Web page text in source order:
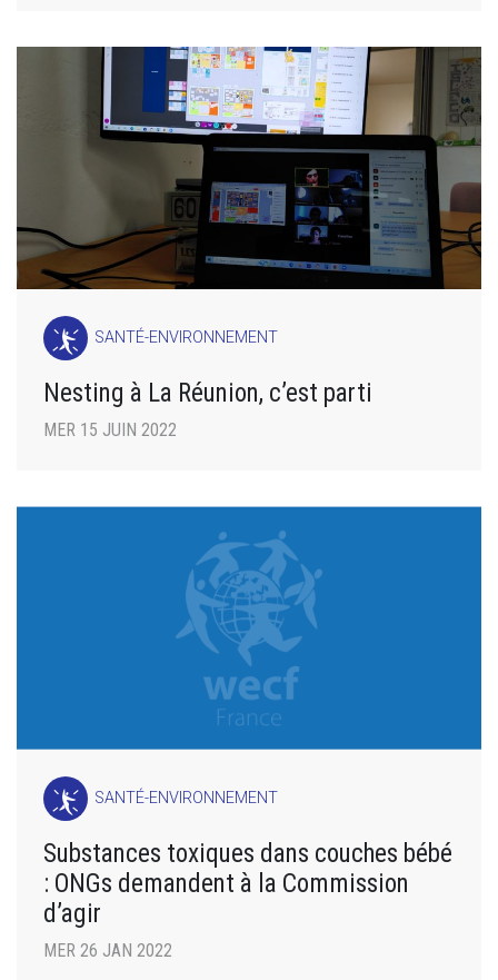
SANTÉ-ENVIRONNEMENT
Nesting à La Réunion, c’est parti
MER 15 JUIN 2022
SANTÉ-ENVIRONNEMENT
Substances toxiques dans couches bébé
: ONGs demandent à la Commission
d’agir
MER 26 JAN 2022